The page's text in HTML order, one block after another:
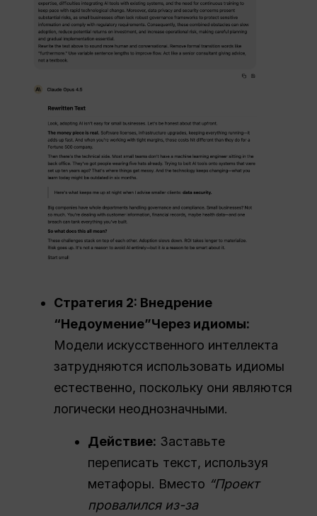
Стратегия 2: Внедрение
“Недоумение”Через идиомы:
Модели искусственного интеллекта
затрудняются использовать идиомы
естественно, поскольку они являются
логически неоднозначными.
Действие: Заставьте
переписать текст, используя
метафоры. Вместо “Проект
провалился из-за